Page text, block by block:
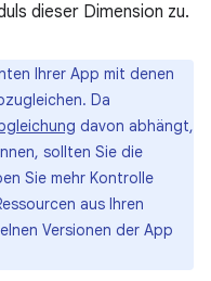
dieser Dimension zu.
Ihrer App mit denen
Da
davon abhängt,
sollten Sie die
Sie mehr Kontrolle
aus Ihren
Versionen der App